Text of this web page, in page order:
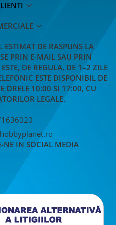
ESTIMAT DE RASPUNS LA
PRIN E-MAIL SAU PRIN
DE REGULA, DE 1–2 ZILE
ESTE DISPONIBIL DE
ORELE 10:00 SI 17:00, CU
LEGALE.
NE IN SOCIAL MEDIA